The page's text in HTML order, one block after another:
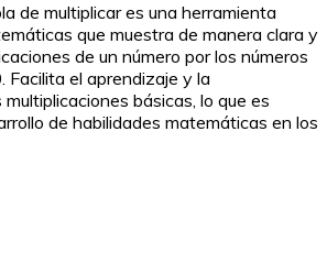
de multiplicar es una herramienta
que muestra de manera clara y
de un número por los números
Facilita el aprendizaje y la
básicas, lo que es
de habilidades matemáticas en los